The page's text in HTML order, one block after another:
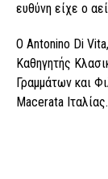
ευθύνη είχε ο
Ο Antonino Di
Καθηγητής
Γραμμάτων και
Macerata Ιταλίας.